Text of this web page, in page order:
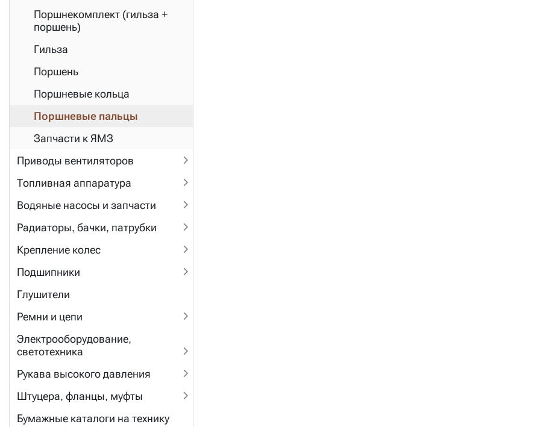
Поршнекомплект (гильза +
поршень)
Гильза
Поршень
Поршневые кольца
Поршневые пальцы
Запчасти к ЯМЗ
Приводы вентиляторов
Топливная аппаратура
Водяные насосы и запчасти
Радиаторы, бачки, патрубки
Крепление колес
Подшипники
Глушители
Ремни и цепи
Электрооборудование,
светотехника
Рукава высокого давления
Штуцера, фланцы, муфты
Бумажные каталоги на технику